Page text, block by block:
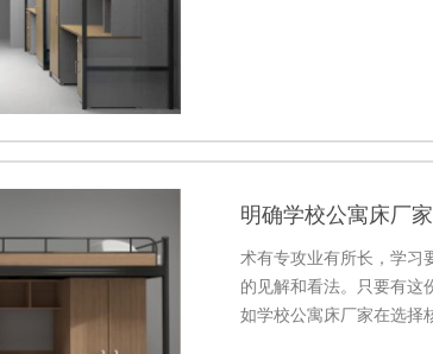
明确学校公寓床厂
术有专攻业有所长，学习
的见解和看法。只要有这
如学校公寓床厂家在选择